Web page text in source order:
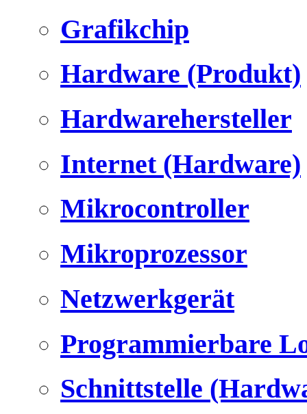
Grafikchip
Hardware (Produkt)
Hardwarehersteller
Internet (Hardware)
Mikrocontroller
Mikroprozessor
Netzwerkgerät
Programmierbare
Schnittstelle